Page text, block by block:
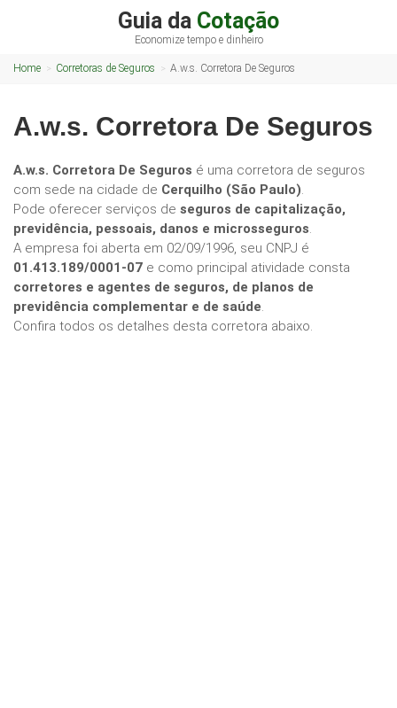
Guia da Cotação
Economize tempo e dinheiro
Home Corretoras de Seguros A.w.s. Corretora De Seguros
A.w.s. Corretora De Seguros
A.w.s. Corretora De Seguros é uma corretora de seguros
com sede na cidade de Cerquilho (São Paulo).
Pode oferecer serviços de seguros de capitalização,
previdência, pessoais, danos e microsseguros.
A empresa foi aberta em 02/09/1996, seu CNPJ é
01.413.189/0001-07 e como principal atividade consta
corretores e agentes de seguros, de planos de
previdência complementar e de saúde.
Confira todos os detalhes desta corretora abaixo.